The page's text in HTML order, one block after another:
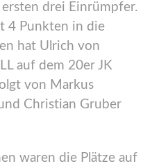
drei Einrümpfer.
4 Punkten in die
hat Ulrich von
auf dem 20er JK
von Markus
Christian Gruber
waren die Plätze auf